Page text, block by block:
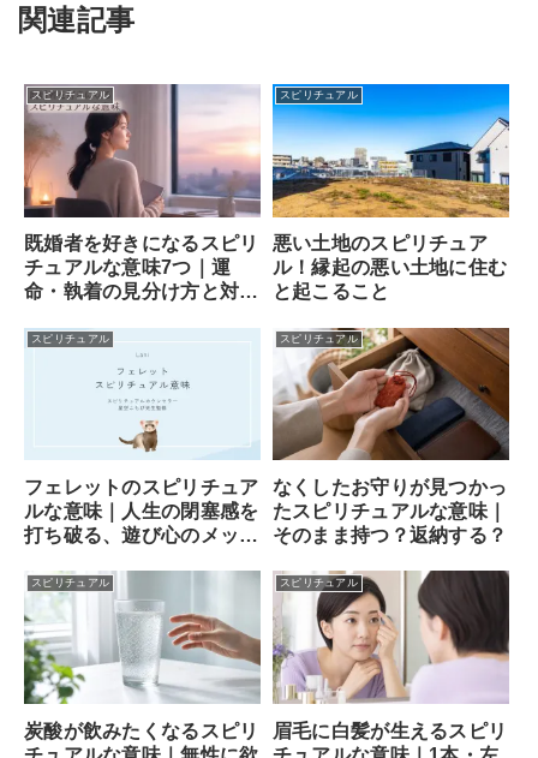
関連記事
スピリチュアル
既婚者を好きになるスピリ
チュアルな意味7つ｜運
命・執着の見分け方と対処
スピリチュアル
悪い土地のスピリチュア
ル！縁起の悪い土地に住む
と起こること
スピリチュアル
フェレットのスピリチュア
ルな意味｜人生の閉塞感を
打ち破る、遊び心のメッセ
スピリチュアル
なくしたお守りが見つかっ
たスピリチュアルな意味｜
そのまま持つ？返納する？
スピリチュアル
炭酸が飲みたくなるスピリ
スピリチュアル
眉毛に白髪が生えるスピリ